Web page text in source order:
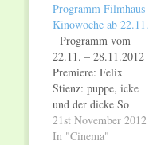
Programm Filmhaus
Kinowoche ab 22.11.
Programm vom
22.11. – 28.11.2012
Premiere: Felix
Stienz: puppe, icke
und der dicke So
20.00 Uhr zusammen
mit den Filmteam und
21st November 2012
In "Cinema"